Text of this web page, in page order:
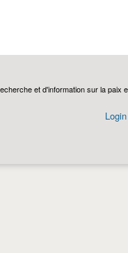
et d'information sur la paix
Login